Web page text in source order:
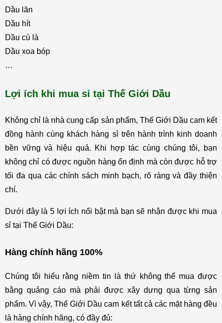
Dầu lăn
Dầu hít
Dầu cù là
Dầu xoa bóp
…
Lợi ích khi mua sỉ tại Thế Giới Dầu
Không chỉ là nhà cung cấp sản phẩm, Thế Giới Dầu cam kết
đồng hành cùng khách hàng sỉ trên hành trình kinh doanh
bền vững và hiệu quả. Khi hợp tác cùng chúng tôi, bạn
không chỉ có được nguồn hàng ổn định mà còn được hỗ trợ
tối đa qua các chính sách minh bạch, rõ ràng và đầy thiện
chí.
Dưới đây là 5 lợi ích nổi bật mà bạn sẽ nhận được khi mua
sỉ tại Thế Giới Dầu:
Hàng chính hãng 100%
Chúng tôi hiểu rằng niềm tin là thứ không thể mua được
bằng quảng cáo mà phải được xây dựng qua từng sản
phẩm. Vì vậy, Thế Giới Dầu cam kết tất cả các mặt hàng đều
là hàng chính hãng, có đầy đủ: